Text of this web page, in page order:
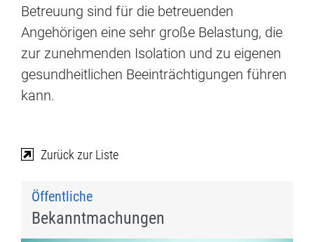
Betreuung sind für die betreuenden
Angehörigen eine sehr große Belastung, die
zur zunehmenden Isolation und zu eigenen
gesundheitlichen Beeinträchtigungen führen
kann.
Zurück zur Liste
Öffentliche
Bekanntmachungen